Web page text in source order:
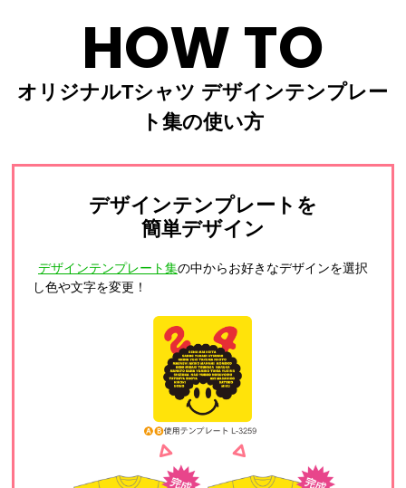
HOW TO
オリジナルTシャツ デザインテンプレー
ト集の使い方
デザインテンプレートを
簡単デザイン
デザインテンプレート集の中からお好きなデザインを選択
し色や文字を変更！